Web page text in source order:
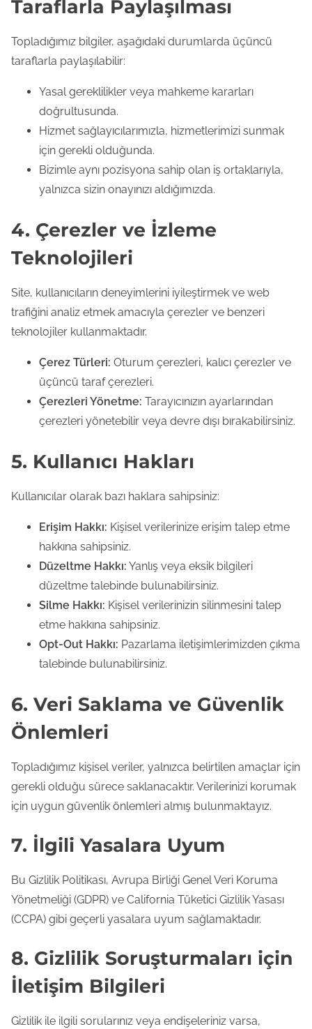
Taraflarla Paylaşılması
Topladığımız bilgiler, aşağıdaki durumlarda üçüncü
taraflarla paylaşılabilir:
Yasal gereklilikler veya mahkeme kararları
doğrultusunda.
Hizmet sağlayıcılarımızla, hizmetlerimizi sunmak
için gerekli olduğunda.
Bizimle aynı pozisyona sahip olan iş ortaklarıyla,
yalnızca sizin onayınızı aldığımızda.
4. Çerezler ve İzleme
Teknolojileri
Site, kullanıcıların deneyimlerini iyileştirmek ve web
trafiğini analiz etmek amacıyla çerezler ve benzeri
teknolojiler kullanmaktadır.
Çerez Türleri: Oturum çerezleri, kalıcı çerezler ve
üçüncü taraf çerezleri.
Çerezleri Yönetme: Tarayıcınızın ayarlarından
çerezleri yönetebilir veya devre dışı bırakabilirsiniz.
5. Kullanıcı Hakları
Kullanıcılar olarak bazı haklara sahipsiniz:
Erişim Hakkı: Kişisel verilerinize erişim talep etme
hakkına sahipsiniz.
Düzeltme Hakkı: Yanlış veya eksik bilgileri
düzeltme talebinde bulunabilirsiniz.
Silme Hakkı: Kişisel verilerinizin silinmesini talep
etme hakkına sahipsiniz.
Opt-Out Hakkı: Pazarlama iletişimlerimizden çıkma
talebinde bulunabilirsiniz.
6. Veri Saklama ve Güvenlik
Önlemleri
Topladığımız kişisel veriler, yalnızca belirtilen amaçlar için
gerekli olduğu sürece saklanacaktır. Verilerinizi korumak
için uygun güvenlik önlemleri almış bulunmaktayız.
7. İlgili Yasalara Uyum
Bu Gizlilik Politikası, Avrupa Birliği Genel Veri Koruma
Yönetmeliği (GDPR) ve California Tüketici Gizlilik Yasası
(CCPA) gibi geçerli yasalara uyum sağlamaktadır.
8. Gizlilik Soruşturmaları için
İletişim Bilgileri
Gizlilik ile ilgili sorularınız veya endişeleriniz varsa,